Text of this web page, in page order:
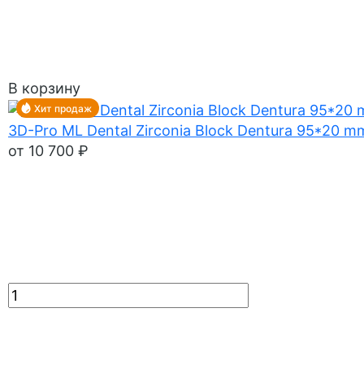
В корзину
Хит продаж
3D-Pro ML Dental Zirconia Block Dentura 95*20
от 10 700 ₽